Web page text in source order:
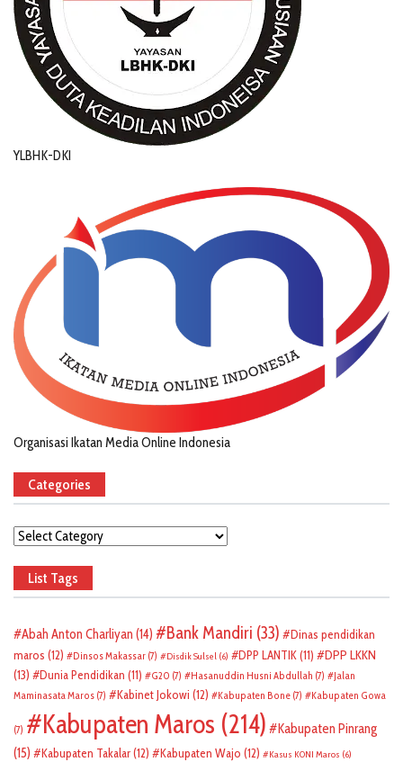
YLBHK-DKI
Organisasi Ikatan Media Online Indonesia
Categories
Categories
List Tags
Abah Anton Charliyan (14) Bank Mandiri (33)
Dinas pendidikan
maros (12) Dinsos Makassar (7) Disdik Sulsel (6) DPP LANTIK(11)
DPP LKKN
(13)
Dunia Pendidikan (11) G20 (7) Hasanuddin Husni Abdullah (7)
Jalan
Maminasata Maros (7) Kabinet Jokowi (12) Kabupaten Bone (7) Kabupaten Gowa
(7) Kabupaten Maros (214)
Kabupaten Pinrang
(15)
Kabupaten Takalar(12) Kabupaten Wajo (12) Kasus KONI Maros (6)